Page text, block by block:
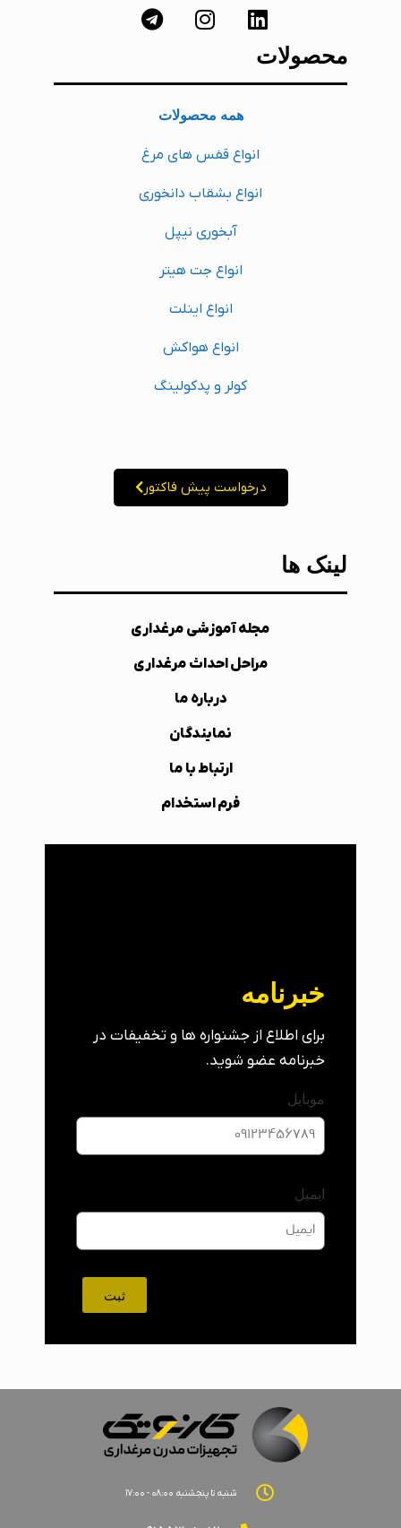
محصولات
همه محصولات
انواع قفس های مرغ
انواع بشقاب دانخوری
آبخوری نیپل
انواع جت هیتر
انواع اینلت
انواع هواکش
کولر و پدکولینگ
درخواست پیش فاکتور
لینک ها
مجله آموزشی مرغداری
مراحل احداث مرغداری
درباره ما
نمایندگان
ارتباط با ما
فرم استخدام
خبرنامه
برای اطلاع از جشنواره ها و تخفیفات در
خبرنامه عضو شوید.
موبایل
ایمیل
ثبت
شنبه تا پنجشنبه ۰۸:۰۰ - ۱۷:۰۰